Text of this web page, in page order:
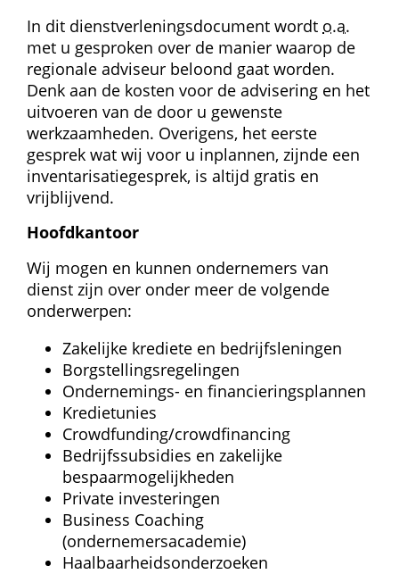
In dit dienst­verlenings­document wordt o.a.
met u gesproken over de manier waarop de
regionale adviseur beloond gaat worden.
Denk aan de kosten voor de advisering en het
uitvoeren van de door u gewenste
werkzaamheden. Overigens, het eerste
gesprek wat wij voor u inplannen, zijnde een
inventarisatie­gesprek, is altijd gratis en
vrijblijvend.
Hoofdkantoor
Wij mogen en kunnen ondernemers van
dienst zijn over onder meer de volgende
onderwerpen:
Zakelijke krediete en bedrijfsleningen
Borgstellingsregelingen
Ondernemings- en financieringsplannen
Kredietunies
Crowdfunding/crowdfinancing
Bedrijfssubsidies en zakelijke
bespaarmogelijkheden
Private investeringen
Business Coaching
(ondernemersacademie)
Haalbaarheidsonderzoeken